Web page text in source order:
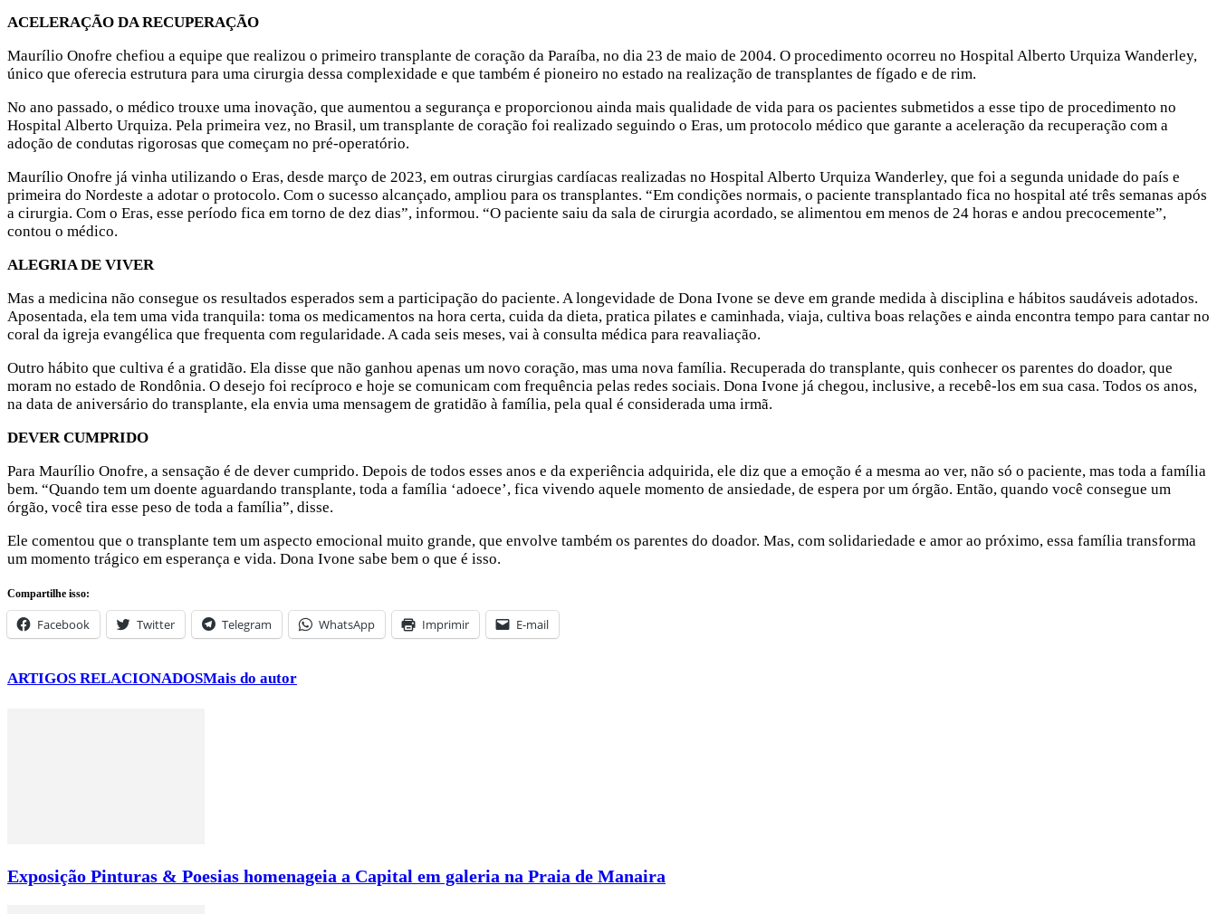
ACELERAÇÃO DA RECUPERAÇÃO
Maurílio Onofre chefiou a equipe que realizou o primeiro transplante de coração da Paraíba, no dia 23 de maio de 2004. O procedimento ocorreu no Hospital Alberto Urquiza Wanderley,
único que oferecia estrutura para uma cirurgia dessa complexidade e que também é pioneiro no estado na realização de transplantes de fígado e de rim.
No ano passado, o médico trouxe uma inovação, que aumentou a segurança e proporcionou ainda mais qualidade de vida para os pacientes submetidos a esse tipo de procedimento no
Hospital Alberto Urquiza. Pela primeira vez, no Brasil, um transplante de coração foi realizado seguindo o Eras, um protocolo médico que garante a aceleração da recuperação com a
adoção de condutas rigorosas que começam no pré-operatório.
Maurílio Onofre já vinha utilizando o Eras, desde março de 2023, em outras cirurgias cardíacas realizadas no Hospital Alberto Urquiza Wanderley, que foi a segunda unidade do país e
primeira do Nordeste a adotar o protocolo. Com o sucesso alcançado, ampliou para os transplantes. “Em condições normais, o paciente transplantado fica no hospital até três semanas após
a cirurgia. Com o Eras, esse período fica em torno de dez dias”, informou. “O paciente saiu da sala de cirurgia acordado, se alimentou em menos de 24 horas e andou precocemente”,
contou o médico.
ALEGRIA DE VIVER
Mas a medicina não consegue os resultados esperados sem a participação do paciente. A longevidade de Dona Ivone se deve em grande medida à disciplina e hábitos saudáveis adotados.
Aposentada, ela tem uma vida tranquila: toma os medicamentos na hora certa, cuida da dieta, pratica pilates e caminhada, viaja, cultiva boas relações e ainda encontra tempo para cantar no
coral da igreja evangélica que frequenta com regularidade. A cada seis meses, vai à consulta médica para reavaliação.
Outro hábito que cultiva é a gratidão. Ela disse que não ganhou apenas um novo coração, mas uma nova família. Recuperada do transplante, quis conhecer os parentes do doador, que
moram no estado de Rondônia. O desejo foi recíproco e hoje se comunicam com frequência pelas redes sociais. Dona Ivone já chegou, inclusive, a recebê-los em sua casa. Todos os anos,
na data de aniversário do transplante, ela envia uma mensagem de gratidão à família, pela qual é considerada uma irmã.
DEVER CUMPRIDO
Para Maurílio Onofre, a sensação é de dever cumprido. Depois de todos esses anos e da experiência adquirida, ele diz que a emoção é a mesma ao ver, não só o paciente, mas toda a família
bem. “Quando tem um doente aguardando transplante, toda a família ‘adoece’, fica vivendo aquele momento de ansiedade, de espera por um órgão. Então, quando você consegue um
órgão, você tira esse peso de toda a família”, disse.
Ele comentou que o transplante tem um aspecto emocional muito grande, que envolve também os parentes do doador. Mas, com solidariedade e amor ao próximo, essa família transforma
um momento trágico em esperança e vida. Dona Ivone sabe bem o que é isso.
Compartilhe isso:
Facebook Twitter Telegram WhatsApp Imprimir E-mail
ARTIGOS RELACIONADOSMais do autor
Exposição Pinturas & Poesias homenageia a Capital em galeria na Praia de Manaira